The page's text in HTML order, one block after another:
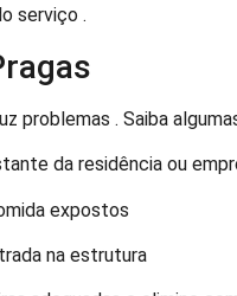
serviço .
problemas . Saiba
da residência ou
expostos
na estrutura